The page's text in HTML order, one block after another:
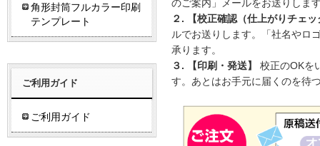
のご案内」メールをお送りしま
２. 【校正確認（仕上がりチェッ
ルでお送りします。「社名やロ
承ります。
３. 【印刷・発送】 校正のOKを
す。あとはお手元に届くのを待
角形封筒フルカラー印刷
テンプレート
ご利用ガイド
ご利用ガイド